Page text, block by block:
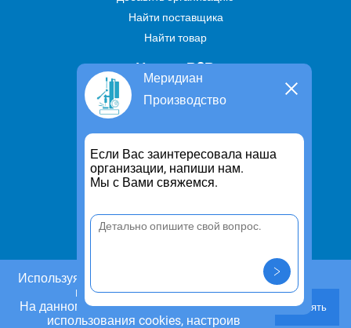
Меридиан
Производство
Если Вас заинтересовала наша
организации, напиши нам.
Мы с Вами свяжемся.
Используя этот сайт, Вы даете согласие на
использование cookies.
На данном этапе Вы можете отказаться от
использования cookies, настроив
Принять
Найти поставщика
Найти товар
Услуги В2В
Найти услугу
Предложить свою услугу
Дропшиппинг
Транспортные услуги
Информация
Политика конфиденциальности
Контакты